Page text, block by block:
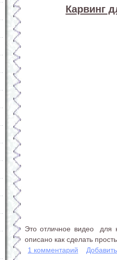
Карвинг
Это отличное видео для
описано как сделать
1 комментарий